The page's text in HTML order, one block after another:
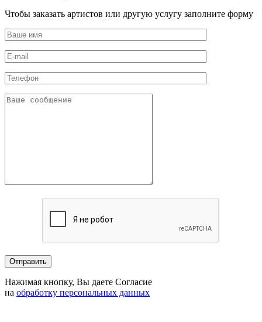
Чтобы заказать артистов или другую услугу заполните форму
Нажимая кнопку, Вы даете Согласие
на обработку персональных данных